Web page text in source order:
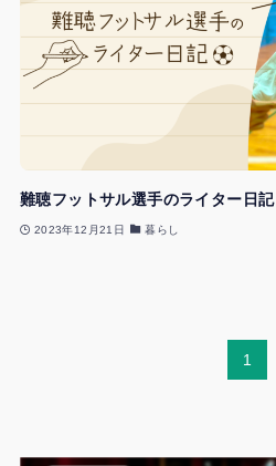
難聴フットサル選手のライター日記
2023年12月21日 暮らし
1